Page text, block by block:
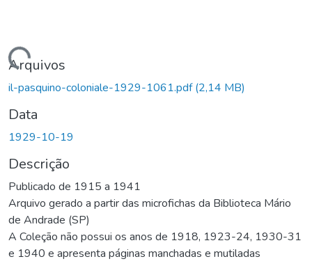
Carregando...
Arquivos
il-pasquino-coloniale-1929-1061.pdf(2,14 MB)
Data
1929-10-19
Descrição
Publicado de 1915 a 1941
Arquivo gerado a partir das microfichas da Biblioteca Mário
de Andrade (SP)
A Coleção não possui os anos de 1918, 1923-24, 1930-31
e 1940 e apresenta páginas manchadas e mutiladas